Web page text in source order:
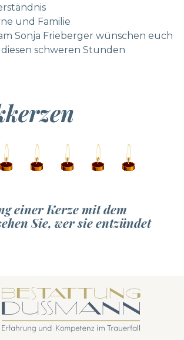
und Familie
Sonja Frieberger wünschen euch
schweren Stunden
einer Kerze mit dem
Sie, wer sie entzündet